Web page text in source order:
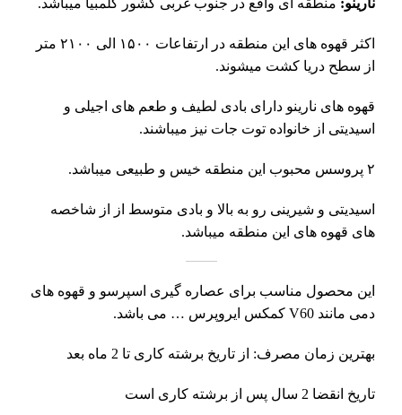
اکثر قهوه های این منطقه در ارتفاعات ۱۵۰۰ الی ۲۱۰۰ متر
از سطح دریا کشت میشوند.
قهوه های نارینو دارای بادی لطیف و طعم های اجیلی و
اسیدیتی از خانواده توت جات نیز میباشند.
۲ پروسس محبوب این منطقه خیس و طبیعی میباشد.
اسیدیتی و شیرینی رو به بالا و بادی متوسط از از شاخصه
های قهوه های این منطقه میباشد.
این محصول مناسب برای عصاره گیری اسپرسو و قهوه های
دمی مانند V60 کمکس ایروپرس … می باشد.
بهترین زمان مصرف: از تاریخ برشته‌ کاری تا 2 ماه بعد
تاریخ انقضا 2 سال پس از برشته‌ کاری است